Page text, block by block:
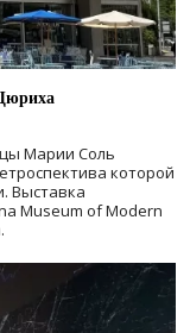
Марии Соль
которой
Выставка
Museum of Modern